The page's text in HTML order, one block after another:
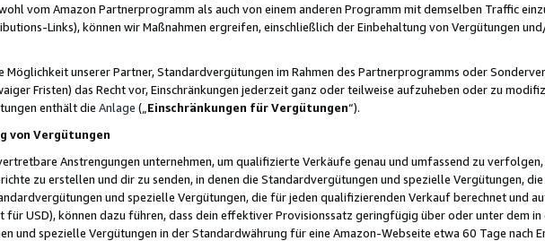
vom Amazon Partnerprogramm als auch von einem anderen Programm mit demselben Traffic
Links), können wir Maßnahmen ergreifen, einschließlich der Einbehaltung von Vergütungen
Möglichkeit unserer Partner, Standardvergütungen im Rahmen des Partnerprogramms oder
Fristen) das Recht vor, Einschränkungen jederzeit ganz oder teilweise aufzuheben oder zu
enthält die Anlage („ Einschränkungen für Vergütungen“).
von Vergütungen
Anstrengungen unternehmen, um qualifizierte Verkäufe genau und umfassend zu
zu erstellen und dir zu senden, in denen die Standardvergütungen und spezielle Vergütungen,
und spezielle Vergütungen, die für jeden qualifizierenden Verkauf berechnet und
für USD), können dazu führen, dass dein effektiver Provisionssatz geringfügig über oder unter dem
und spezielle Vergütungen in der Standardwährung für eine Amazon-Webseite etwa 60 Tage nach